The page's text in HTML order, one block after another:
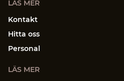
LÄS MER
Kontakt
Hitta oss
Personal
LÄS MER